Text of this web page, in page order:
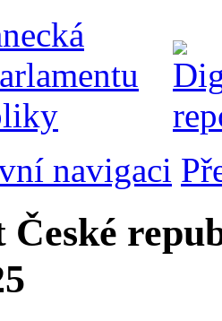
navigaci